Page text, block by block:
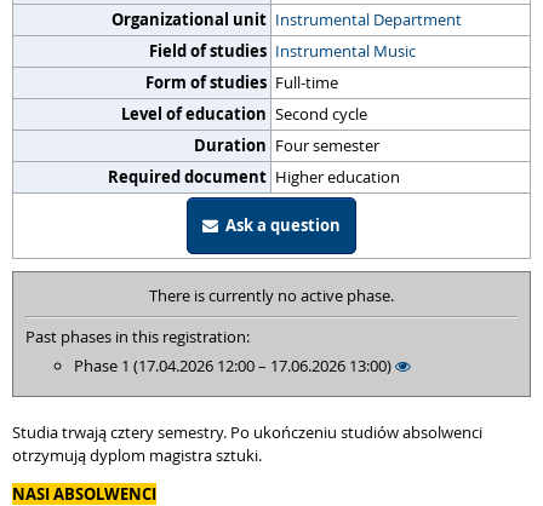
Organizational unit Instrumental Department
Field of studies Instrumental Music
Form of studies Full-time
Level of education Second cycle
Duration Four semester
Required document Higher education
Ask a question
There is currently no active phase.
Past phases in this registration:
Phase 1 (17.04.2026 12:00 – 17.06.2026 13:00)
Studia trwają cztery semestry. Po ukończeniu studiów absolwenci
otrzymują dyplom magistra sztuki.
NASI ABSOLWENCI